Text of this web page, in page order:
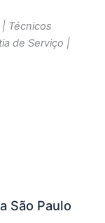
Técnicos
de Serviço |
São Paulo